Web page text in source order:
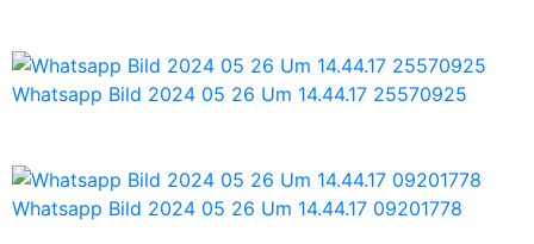
Whatsapp Bild 2024 05 26 Um 14.44.17 25570925
Whatsapp Bild 2024 05 26 Um 14.44.17 09201778